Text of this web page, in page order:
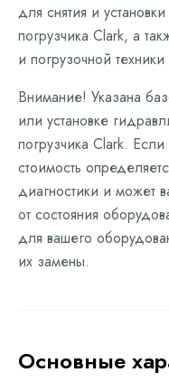
для снятия и
погрузчика Clark, а
и погрузочной
Внимание! Указана
или установке
погрузчика Clark.
стоимость
диагностики и может
от состояния
для вашего
их замены.
Основные